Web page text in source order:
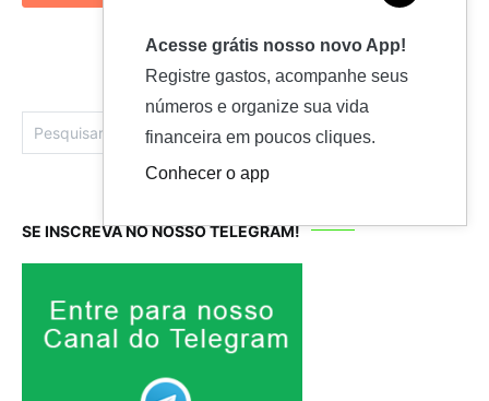
por:
SE INSCREVA NO NOSSO TELEGRAM!
Acesse grátis nosso novo App!
Registre gastos, acompanhe seus
números e organize sua vida
financeira em poucos cliques.
Conhecer o app